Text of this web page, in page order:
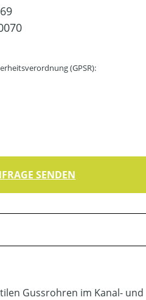
(GPSR):
SENDEN
Gussrohren im Kanal- und